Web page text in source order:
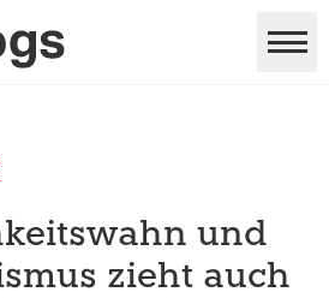
und
zieht auch